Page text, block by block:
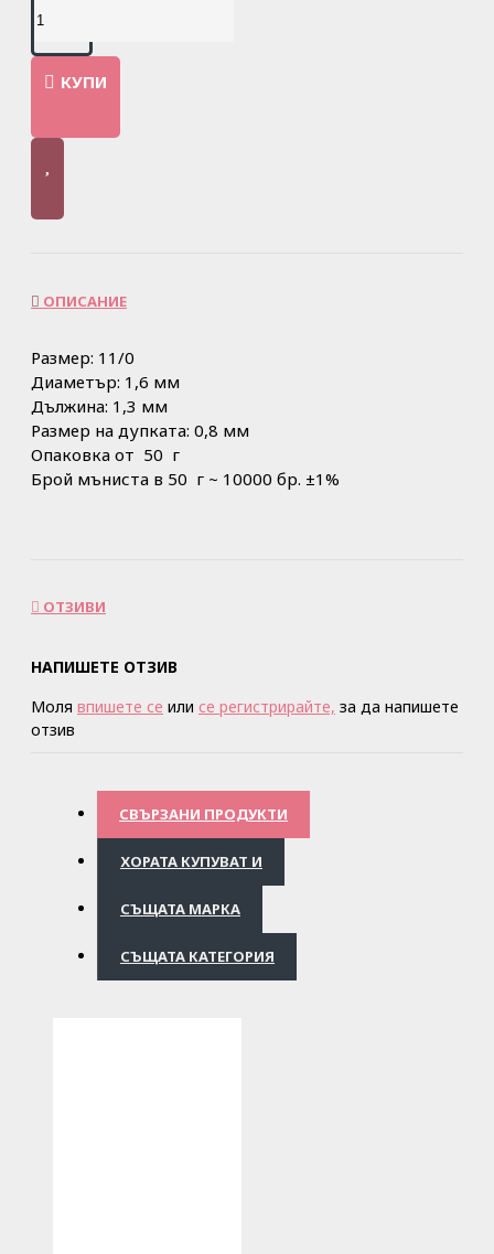
КУПИ
ОПИСАНИЕ
Размер: 11/0
Диаметър: 1,6 мм
Дължина: 1,3 мм
Размер на дупката: 0,8 мм
Опаковка от 50 г
Брой мъниста в 50 г ~ 10000 бр. ±1%
ОТЗИВИ
НАПИШЕТЕ ОТЗИВ
Моля впишете се или се регистрирайте, за да напишете
отзив
СВЪРЗАНИ ПРОДУКТИ
ХОРАТА КУПУВАТ И
СЪЩАТА МАРКА
СЪЩАТА КАТЕГОРИЯ